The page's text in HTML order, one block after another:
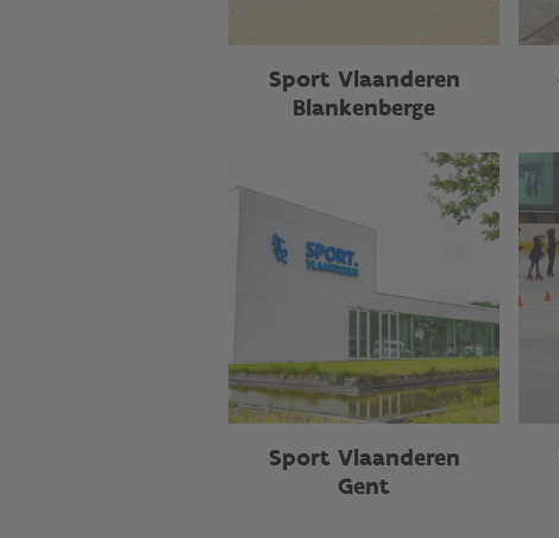
Sport Vlaanderen
Blankenberge
Sport Vlaanderen
Gent